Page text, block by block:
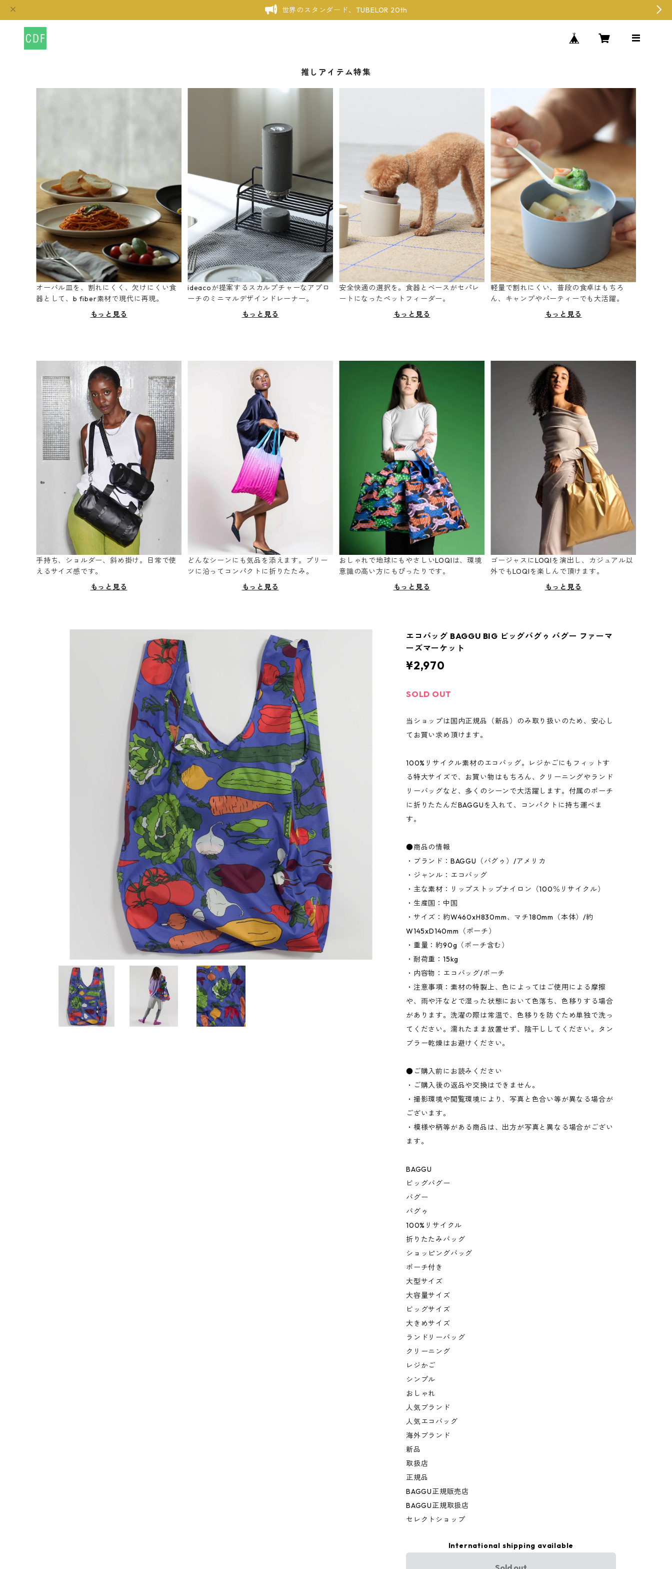
世界のスタンダード、TUBELOR 20th
推しアイテム特集
オーバル皿を、割れにくく、欠けにくい食
器として、b fiber素材で現代に再現。
もっと見る
ideacoが提案するスカルプチャーなアプロ
ーチのミニマルデザインドレーナー。
もっと見る
安全快適の選択を。食器とベースがセパレ
ートになったペットフィーダー。
もっと見る
軽量で割れにくい、普段の食卓はもちろ
ん、キャンプやパーティーでも大活躍。
もっと見る
手持ち、ショルダー、斜め掛け。日常で使
えるサイズ感です。
もっと見る
どんなシーンにも気品を添えます。プリー
ツに沿ってコンパクトに折りたたみ。
もっと見る
おしゃれで地球にもやさしいLOQIは、環境
意識の高い方にもぴったりです。
もっと見る
ゴージャスにLOQIを演出し、カジュアル以
外でもLOQIを楽しんで頂けます。
もっと見る
エコバッグ BAGGU BIG ビッグバグゥ バグー ファーマ
ーズマーケット
¥2,970
SOLD OUT
当ショップは国内正規品（新品）のみ取り扱いのため、安心し
てお買い求め頂けます。
100%リサイクル素材のエコバッグ。レジかごにもフィットす
る特大サイズで、お買い物はもちろん、クリーニングやランド
リーバッグなど、多くのシーンで大活躍します。付属のポーチ
に折りたたんだBAGGUを入れて、コンパクトに持ち運べま
す。
●商品の情報
・ブランド：BAGGU（バグゥ）/アメリカ
・ジャンル：エコバッグ
・主な素材：リップストップナイロン（100％リサイクル）
・生産国：中国
・サイズ：約W460xH830mm、マチ180mm（本体）/約
W145xD140mm（ポーチ）
・重量：約90g（ポーチ含む）
・耐荷重：15kg
・内容物：エコバッグ/ポーチ
・注意事項：素材の特製上、色によってはご使用による摩擦
や、雨や汗などで湿った状態において色落ち、色移りする場合
があります。洗濯の際は常温で、色移りを防ぐため単独で洗っ
てください。濡れたまま放置せず、陰干ししてください。タン
ブラー乾燥はお避けください。
●ご購入前にお読みください
・ご購入後の返品や交換はできません。
・撮影環境や閲覧環境により、写真と色合い等が異なる場合が
ございます。
・模様や柄等がある商品は、出方が写真と異なる場合がござい
ます。
BAGGU
ビッグバグー
バグー
バグゥ
100%リサイクル
折りたたみバッグ
ショッピングバッグ
ポーチ付き
大型サイズ
大容量サイズ
ビッグサイズ
大きめサイズ
ランドリーバッグ
クリーニング
レジかご
シンプル
おしゃれ
人気ブランド
人気エコバッグ
海外ブランド
新品
取扱店
正規品
BAGGU正規販売店
BAGGU正規取扱店
セレクトショップ
International shipping available